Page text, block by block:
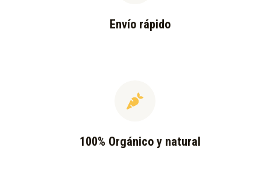
Envío rápido
100% Orgánico y natural